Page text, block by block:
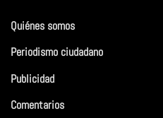
Quiénes somos
Periodismo ciudadano
Publicidad
Comentarios